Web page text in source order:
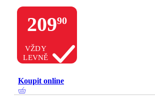
20990
VŽDY
LEVNĚ
Koupit online